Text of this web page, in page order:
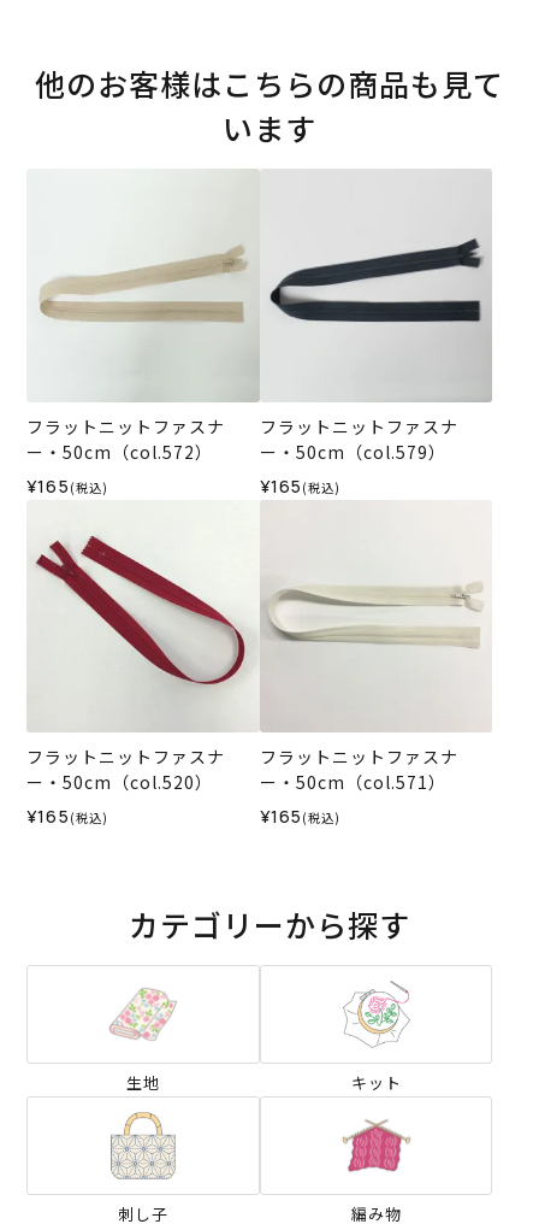
他のお客様はこちらの商品も見て
います
フラットニットファスナ
ー・50cm（col.572）
¥165 (税込)
フラットニットファスナ
ー・50cm（col.579）
¥165 (税込)
フラットニットファスナ
ー・50cm（col.520）
¥165 (税込)
フラットニットファスナ
ー・50cm（col.571）
¥165 (税込)
カテゴリーから探す
生地 キット
刺し子 編み物